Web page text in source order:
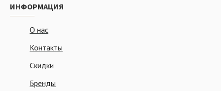
ИНФОРМАЦИЯ
О нас
Контакты
Скидки
Бренды